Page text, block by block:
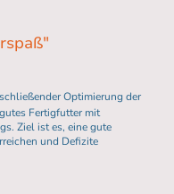
Optimierung der
Fertigfutter mit
Ziel ist es, eine gute
und Defizite